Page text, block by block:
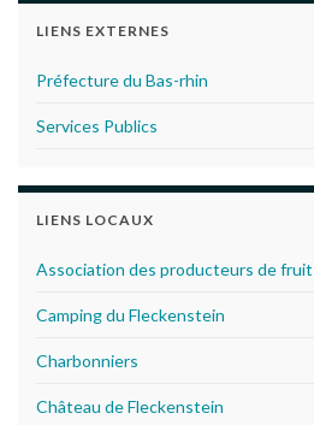
LIENS EXTERNES
Préfecture du Bas-rhin
Services Publics
LIENS LOCAUX
Association des producteurs de
Camping du Fleckenstein
Charbonniers
Château de Fleckenstein